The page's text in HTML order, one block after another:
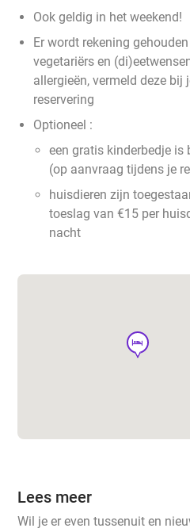
Ook geldig in het weekend!
Er wordt rekening
vegetariërs en
allergieën, vermeld deze bij
reservering
Optioneel :
een gratis kinderbedje is
(op aanvraag tijdens je
huisdieren zijn
toeslag van €15 per
nacht
hotel
Lees meer
Wil je er even tussenuit en